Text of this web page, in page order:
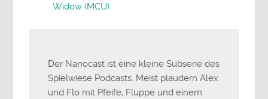
Widow (MCU)
Der Nanocast ist eine kleine Subserie des
Spielwiese Podcasts. Meist plaudern Alex
und Flo mit Pfeife, Fluppe und einem